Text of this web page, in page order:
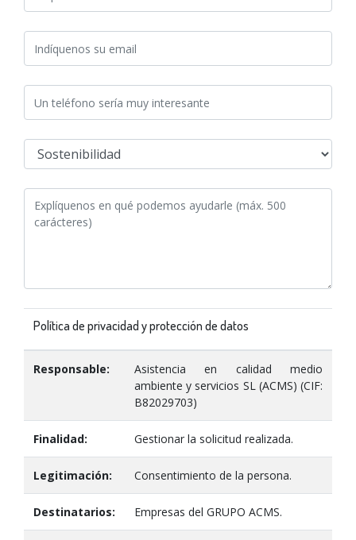
Política de privacidad y protección de datos
Responsable:
Asistencia en calidad medio
ambiente y servicios SL (ACMS) (CIF:
B82029703)
Finalidad: Gestionar la solicitud realizada.
Legitimación: Consentimiento de la persona.
Destinatarios: Empresas del GRUPO ACMS.